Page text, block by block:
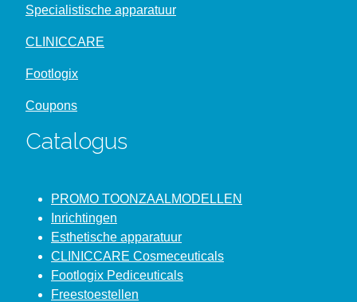
Specialistische apparatuur
CLINICCARE
Footlogix
Coupons
Catalogus
PROMO TOONZAALMODELLEN
Inrichtingen
Esthetische apparatuur
CLINICCARE Cosmeceuticals
Footlogix Pediceuticals
Freestoestellen